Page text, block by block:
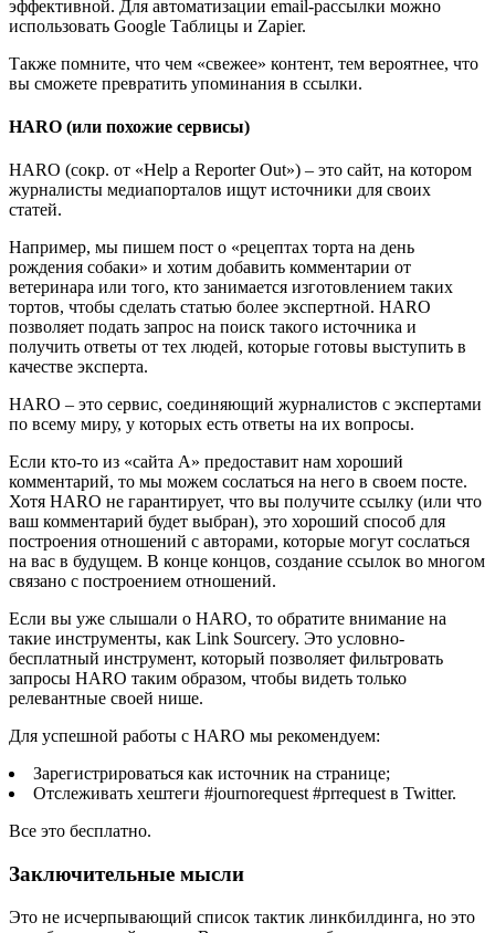
эффективной. Для автоматизации email-рассылки можно
использовать Google Таблицы и Zapier.
Также помните, что чем «свежее» контент, тем вероятнее, что
вы сможете превратить упоминания в ссылки.
HARO (или похожие сервисы)
HARO (сокр. от «Help a Reporter Out») – это сайт, на котором
журналисты медиапорталов ищут источники для своих
статей.
Например, мы пишем пост о «рецептах торта на день
рождения собаки» и хотим добавить комментарии от
ветеринара или того, кто занимается изготовлением таких
тортов, чтобы сделать статью более экспертной. HARO
позволяет подать запрос на поиск такого источника и
получить ответы от тех людей, которые готовы выступить в
качестве эксперта.
HARO – это сервис, соединяющий журналистов с экспертами
по всему миру, у которых есть ответы на их вопросы.
Если кто-то из «сайта А» предоставит нам хороший
комментарий, то мы можем сослаться на него в своем посте.
Хотя HARO не гарантирует, что вы получите ссылку (или что
ваш комментарий будет выбран), это хороший способ для
построения отношений с авторами, которые могут сослаться
на вас в будущем. В конце концов, создание ссылок во многом
связано с построением отношений.
Если вы уже слышали о HARO, то обратите внимание на
такие инструменты, как Link Sourcery. Это условно-
бесплатный инструмент, который позволяет фильтровать
запросы HARO таким образом, чтобы видеть только
релевантные своей нише.
Для успешной работы с HARO мы рекомендуем:
Зарегистрироваться как источник на странице;
Отслеживать хештеги #journorequest #prrequest в Twitter.
Все это бесплатно.
Заключительные мысли
Это не исчерпывающий список тактик линкбилдинга, но это